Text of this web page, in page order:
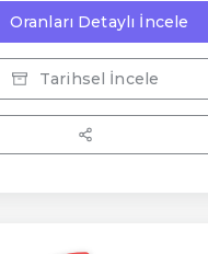
Oranları Detaylı İncele
Tarihsel İncele